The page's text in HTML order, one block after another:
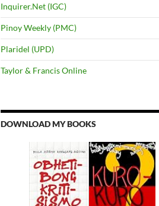
Inquirer.Net (IGC)
Pinoy Weekly (PMC)
Plaridel (UPD)
Taylor & Francis Online
DOWNLOAD MY BOOKS